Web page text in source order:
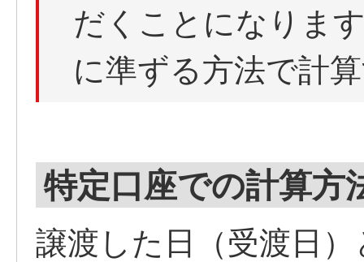
だくことになりま
に準ずる方法で計
特定口座での計算方
譲渡した日（受渡日